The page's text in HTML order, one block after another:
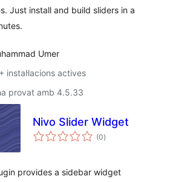
Just install and build sliders in a
Umer
instal·lacions actives
provat amb 4.5.33
Nivo Slider Widget
(0puntuacions
totals
)
provides a sidebar widget